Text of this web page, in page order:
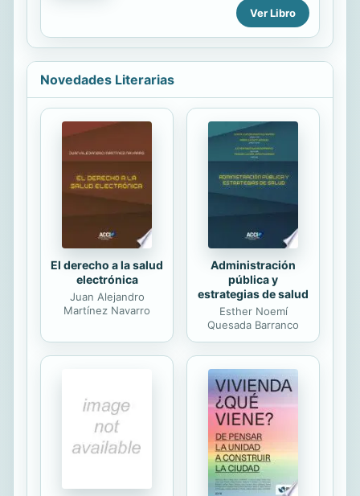
la base no esta bien, el resto del
edificio probablemente no luzca
reconocido pastor Miguel Núnez
reflexiona sobre cuán poco saludable
contemporánea y nos muestra cómo
aportar a sanarla para que esta
pueda servir en su propósito inicial.
The causes of the troubles of the
church may be multiple, but the root
of their mistakes is its remoteness
from the Word of God. If the
Ver Libro
Novedades Literarias
El derecho a la salud
electrónica
Juan Alejandro
Martínez Navarro
Administración
pública y
estrategias de salud
Esther Noemí
Quesada Barranco